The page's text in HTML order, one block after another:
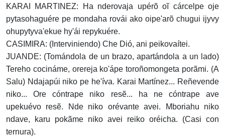
KARAI MARTINEZ: Ha nderovaja upérõ oĩ cárcelpe oje
pytasohaguére pe mondaha rovái ako oipe'arõ chugui ijyvy
ohupytyva'ekue hy'ái repykuére.
CASIMIRA: (Interviniendo) Che Dió, ani peikovaítei.
JUANDE: (Tomándola de un brazo, apartándola a un lado)
Tereho cocináme, orereja ko'ápe toroñomongeta porãmi. (A
Salu) Ndajapúi niko pe he'íva. Karai Martínez... Reñevende
niko... Ore cóntrape niko resẽ... ha ne cóntrape ave
upekuévo resẽ. Nde niko orévante avei. Mboriahu niko
ndave, karu pokãme niko avei reiko oréicha. (Casi con
ternura).